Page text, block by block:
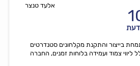
אלעד טנצר
דעת
בייצור והתקנת מקלחונים סטנדרטים
ליווי צמוד ועמידה בלוחות זמנים, החברה